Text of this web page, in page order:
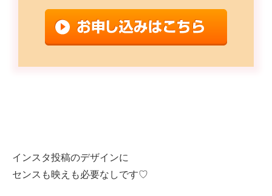
インスタ投稿のデザインに
センスも映えも必要なしです♡